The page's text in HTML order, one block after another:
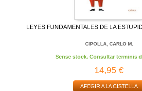
LEYES FUNDAMENTALES DE LA
CIPOLLA, CARLO M.
Sense stock. Consultar terminis
14,95 €
AFEGIR A LA CISTELLA